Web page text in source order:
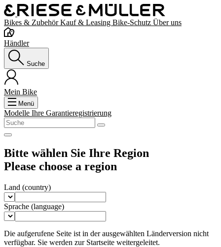
Bikes & ZubehörKauf & Leasing Bike-Schutz Über uns
Händler
Suche
Mein Bike
Menü
Modelle Ihre Garantieregistrierung
Bitte wählen Sie Ihre Region
Please choose a region
Land (country)
Sprache (language)
Die aufgerufene Seite ist in der ausgewählten Länderversion nicht
verfügbar. Sie werden zur Startseite weitergeleitet.